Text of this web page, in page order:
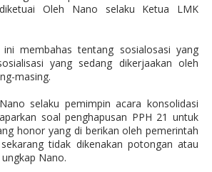
Oleh Nano selaku Ketua LMK
ini membahas tentang sosialosasi yang
yang sedang dikerjaakan oleh
masing.
selaku pemimpin acara konsolidasi
soal penghapusan PPH 21 untuk
honor yang di berikan oleh pemerintah
tidak dikenakan potongan atau
Nano.